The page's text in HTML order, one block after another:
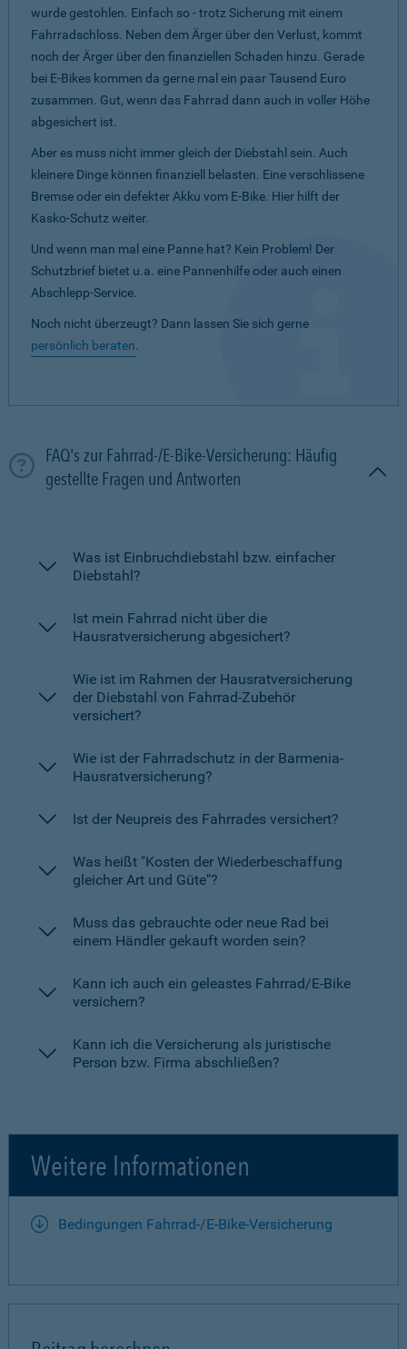
wurde gestohlen. Einfach so - trotz Sicherung mit einem
Fahrradschloss. Neben dem Ärger über den Verlust, kommt
noch der Ärger über den finanziellen Schaden hinzu. Gerade
bei E-Bikes kommen da gerne mal ein paar Tausend Euro
zusammen. Gut, wenn das Fahrrad dann auch in voller Höhe
abgesichert ist.
Aber es muss nicht immer gleich der Diebstahl sein. Auch
kleinere Dinge können finanziell belasten. Eine verschlissene
Bremse oder ein defekter Akku vom E-Bike. Hier hilft der
Kasko-Schutz weiter.
Und wenn man mal eine Panne hat? Kein Problem! Der
Schutzbrief bietet u.a. eine Pannenhilfe oder auch einen
Abschlepp-Service.
Noch nicht überzeugt? Dann lassen Sie sich gerne
persönlich beraten.
FAQ's zur Fahrrad-/E-Bike-Versicherung: Häufig
gestellte Fragen und Antworten
Was ist Einbruchdiebstahl bzw. einfacher
Diebstahl?
Ist mein Fahrrad nicht über die
Hausratversicherung abgesichert?
Wie ist im Rahmen der Hausratversicherung
der Diebstahl von Fahrrad-Zubehör
versichert?
Wie ist der Fahrradschutz in der Barmenia-
Hausratversicherung?
Ist der Neupreis des Fahrrades versichert?
Was heißt "Kosten der Wiederbeschaffung
gleicher Art und Güte"?
Muss das gebrauchte oder neue Rad bei
einem Händler gekauft worden sein?
Kann ich auch ein geleastes Fahrrad/E-Bike
versichern?
Kann ich die Versicherung als juristische
Person bzw. Firma abschließen?
Weitere Informationen
Bedingungen Fahrrad-/E-Bike-Versicherung